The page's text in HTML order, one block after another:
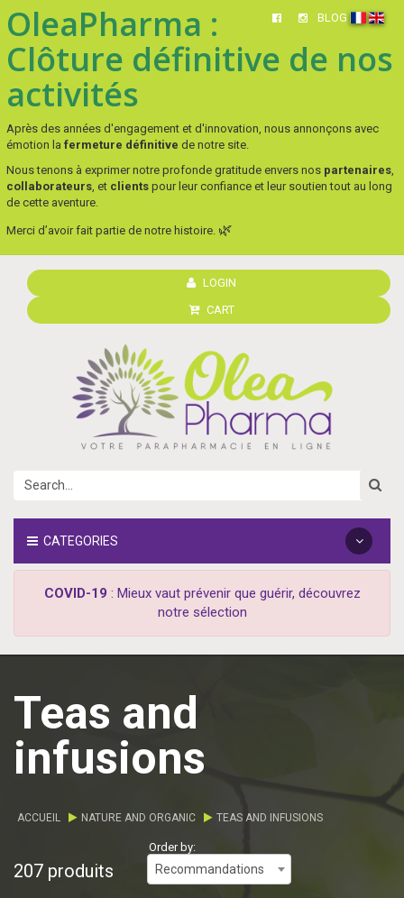
BLOG
OleaPharma :
Clôture définitive de nos
activités
Après des années d'engagement et d'innovation, nous annonçons avec
émotion la fermeture définitive de notre site.
Nous tenons à exprimer notre profonde gratitude envers nos partenaires,
collaborateurs, et clients pour leur confiance et leur soutien tout au long
de cette aventure.
Merci d’avoir fait partie de notre histoire. 🌿
LOGIN
CART
CATEGORIES
COVID-19 : Mieux vaut prévenir que guérir, découvrez
notre sélection
Teas and
infusions
ACCUEIL NATURE AND ORGANIC TEAS AND INFUSIONS
207 produits
Order by:
Recommandations